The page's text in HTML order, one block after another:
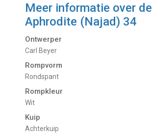
Meer informatie over de
Aphrodite (Najad) 34
Ontwerper
Carl Beyer
Rompvorm
Rondspant
Rompkleur
Wit
Kuip
Achterkuip